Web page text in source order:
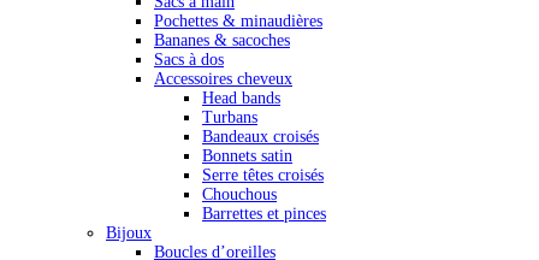
Pochettes & minaudières
Bananes & sacoches
Sacs à dos
Accessoires cheveux
Head bands
Turbans
Bandeaux croisés
Bonnets satin
Serre têtes croisés
Chouchous
Barrettes et pinces
Bijoux
Boucles d’oreilles